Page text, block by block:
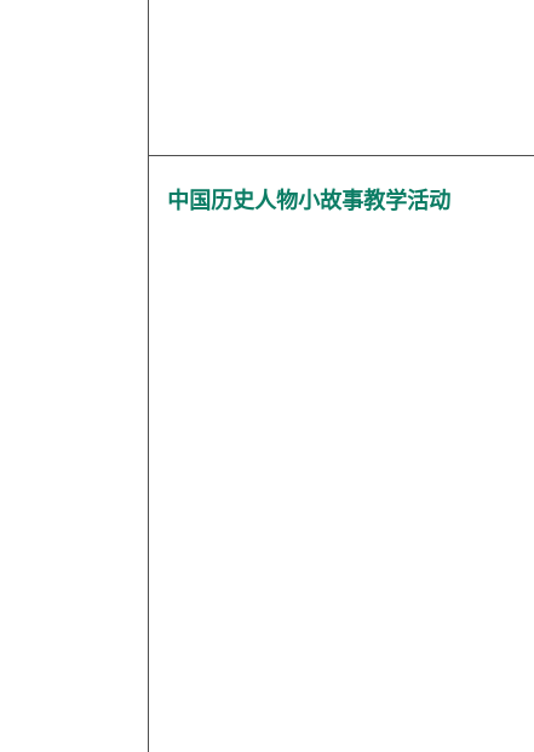
中国历史人物小故事教学活动